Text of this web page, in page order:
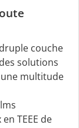
couche
solutions
multitude
TEEE de